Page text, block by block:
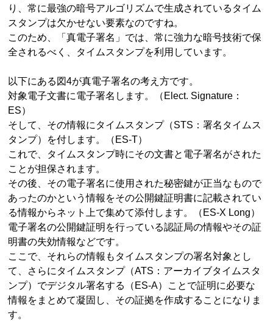
り、常に最強の暗号アルゴリズムで生成されているタイム
スタンプは欠かせない要素なのですね。
このため、「真電子署名」では、常に強力な暗号技術で保
全されるべく、タイムスタンプを利用しています。
以下にある図4が真電子署名の考え方です。
対象電子文書に電子署名します。（Elect. Signature：
ES）
そして、その情報にタイムスタンプ（STS：署名タイムス
タンプ）を付します。（ES-T）
これで、タイムスタンプ時にその文書と電子署名がされた
ことが担保されます。
その後、その電子署名に使用された秘密鍵が正当なもので
あったのかという情報をその公開鍵証明書に記載されてい
る情報からネット上で集めて添付します。（ES-X Long）
電子署名の公開鍵証明を行っている認証局の情報やその証
明書の失効情報などです。
ここで、それらの情報もタイムスタンプの署名対象とし
て、さらにタイムスタンプ（ATS：アーカイブタイムスタ
ンプ）でデジタル署名する（ES-A）ことで証明に必要な
情報をまとめて凝固し、その証拠を作成することになりま
す。